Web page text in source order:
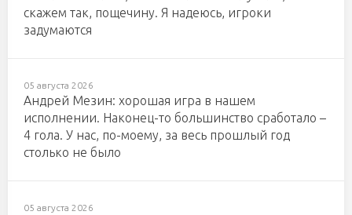
скажем так, пощечину. Я надеюсь, игроки
задумаются
05 августа 2026
Андрей Мезин: хорошая игра в нашем
исполнении. Наконец-то большинство сработало –
4 гола. У нас, по-моему, за весь прошлый год
столько не было
05 августа 2026